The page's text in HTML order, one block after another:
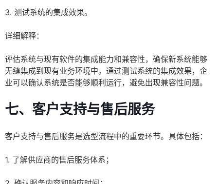
3. 测试系统的集成效果。
详细解释：
评估系统与现有软件的集成能力和兼容性，确保新系统能够
无缝集成到现有业务环境中。通过测试系统的集成效果，企
业可以确认系统是否能够顺利运行，避免出现兼容性问题。
七、客户支持与售后服务
客户支持与售后服务是选型流程中的重要环节。具体包括：
1. 了解供应商的售后服务体系；